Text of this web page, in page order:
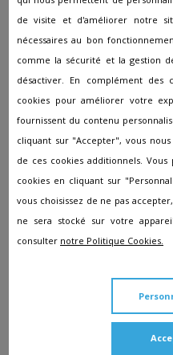
Pompes funèbres à
Pompes funèbres à Grand-
Pompes funèbres à
Pompes funèbres à
Pompes funèbres à Halluin
Pompes funèbres à Hasnon
Pompes funèbres à Haspres
Pompes funèbres à
Pompes funèbres à Haussy
Pompes funèbres à
Pompes funèbres à
de visite et d'améliorer notre
nécessaires au bon
comme la sécurité et la gestion
désactiver. En complément des
cookies pour améliorer votre
fournissent du contenu
cliquant sur "Accepter", vous
de ces cookies additionnels.
cookies en cliquant sur
vous choisissez de ne pas
ne sera stocké sur votre
consulter notre Politique Cookies.